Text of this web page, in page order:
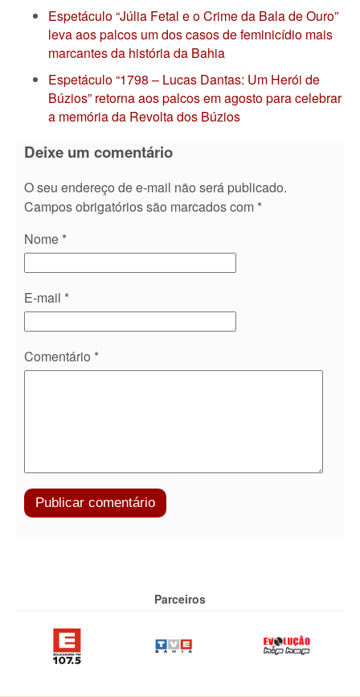
Espetáculo “Júlia Fetal e o Crime da Bala de Ouro”
leva aos palcos um dos casos de feminicídio mais
marcantes da história da Bahia
Espetáculo “1798 – Lucas Dantas: Um Herói de
Búzios” retorna aos palcos em agosto para celebrar
a memória da Revolta dos Búzios
Deixe um comentário
O seu endereço de e-mail não será publicado.
Campos obrigatórios são marcados com *
Nome *
E-mail *
Comentário *
Parceiros